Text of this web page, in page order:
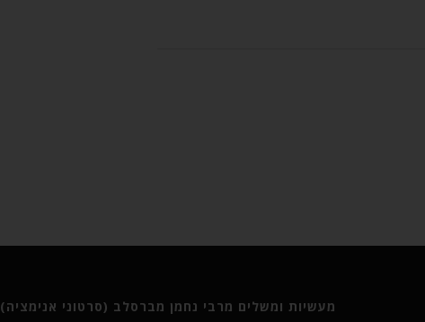
מעשיות ומשלים מרבי נחמן מברסלב (סרטוני אנימציה)